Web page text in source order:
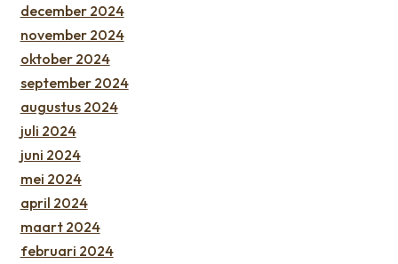
december 2024
november 2024
oktober 2024
september 2024
augustus 2024
juli 2024
juni 2024
mei 2024
april 2024
maart 2024
februari 2024